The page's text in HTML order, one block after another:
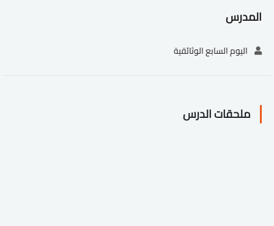
المدرس
اليوم السابع الوثائقية
ملحقات الدرس